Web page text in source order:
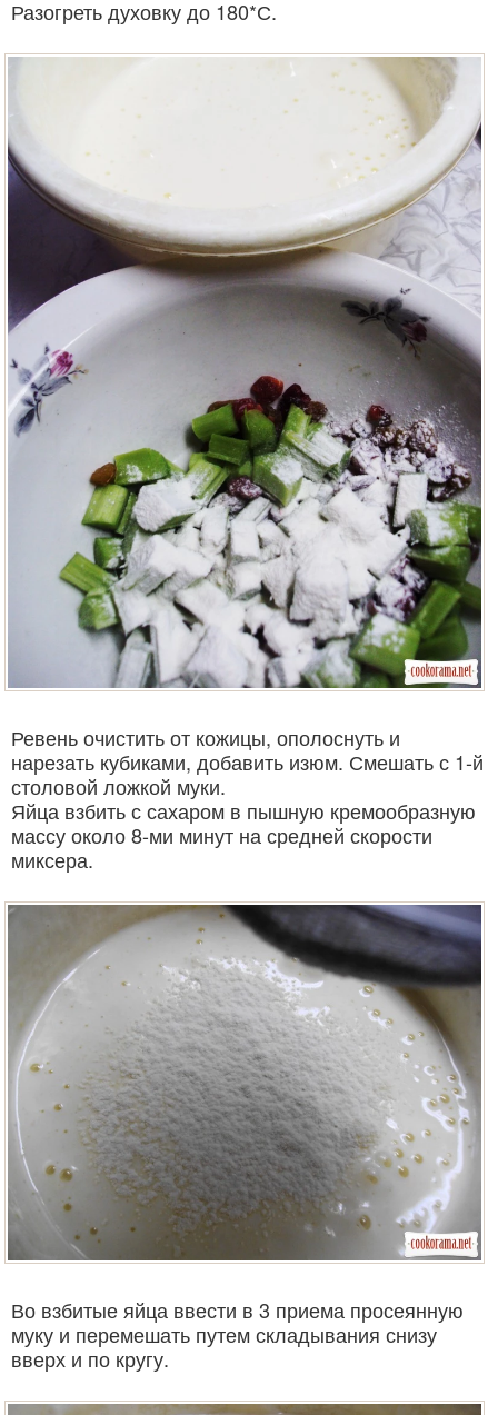
Разогреть духовку до 180*С.
Ревень очистить от кожицы, ополоснуть и
нарезать кубиками, добавить изюм. Смешать с 1-й
столовой ложкой муки.
Яйца взбить с сахаром в пышную кремообразную
массу около 8-ми минут на средней скорости
миксера.
Во взбитые яйца ввести в 3 приема просеянную
муку и перемешать путем складывания снизу
вверх и по кругу.